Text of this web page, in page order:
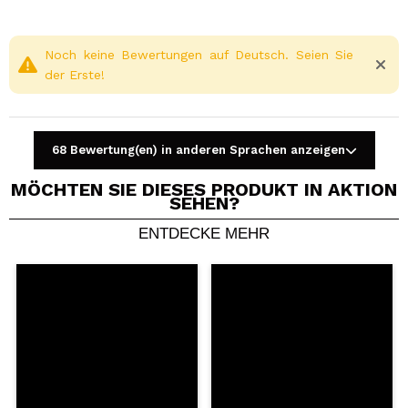
Ein Video oder Foto teilen
Dein Video könnte das erste sein. Stell es dir vor...
Noch keine Bewertungen auf Deutsch. Seien Sie
der Erste!
68 Bewertung(en) in anderen Sprachen anzeigen
MÖCHTEN SIE DIESES PRODUKT IN AKTION
SEHEN?
ENTDECKE MEHR